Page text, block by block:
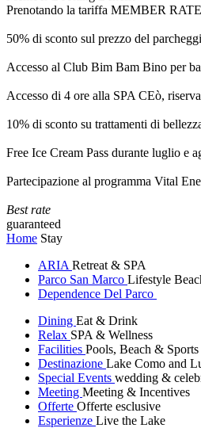
Prenotando la tariffa MEMBER RATE
50% di sconto sul prezzo del
Accesso al Club Bim Bam Bino per
Accesso di 4 ore alla SPA CEò,
10% di sconto su trattamenti di
Free Ice Cream Pass durante luglio e
Partecipazione al programma Vital
Best rate
guaranteed
Home Stay
ARIA Retreat & SPA
Parco San Marco Lifestyle
Dependence Del Parco
Dining Eat & Drink
Relax SPA & Wellness
Facilities Pools, Beach & Sports
Destinazione Lake Como and
Special Events wedding &
Meeting Meeting & Incentives
Offerte Offerte esclusive
Esperienze Live the Lake